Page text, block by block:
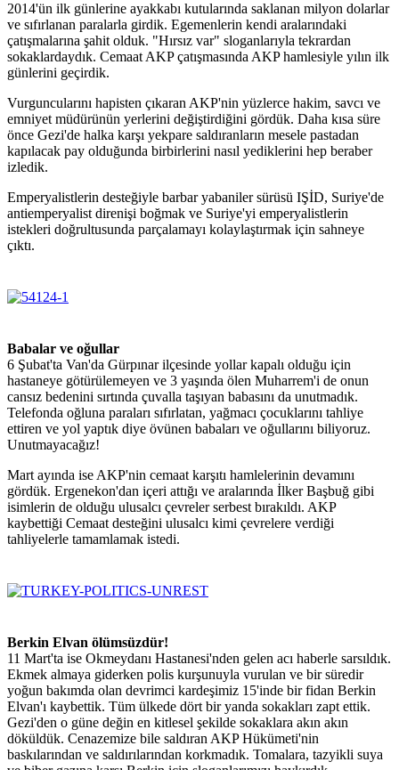
2014'ün ilk günlerine ayakkabı kutularında saklanan milyon dolarlar
ve sıfırlanan paralarla girdik. Egemenlerin kendi aralarındaki
çatışmalarına şahit olduk. "Hırsız var" sloganlarıyla tekrardan
sokaklardaydık. Cemaat AKP çatışmasında AKP hamlesiyle yılın ilk
günlerini geçirdik.
Vurguncularını hapisten çıkaran AKP'nin yüzlerce hakim, savcı ve
emniyet müdürünün yerlerini değiştirdiğini gördük. Daha kısa süre
önce Gezi'de halka karşı yekpare saldıranların mesele pastadan
kapılacak pay olduğunda birbirlerini nasıl yediklerini hep beraber
izledik.
Emperyalistlerin desteğiyle barbar yabaniler sürüsü IŞİD, Suriye'de
antiemperyalist direnişi boğmak ve Suriye'yi emperyalistlerin
istekleri doğrultusunda parçalamayı kolaylaştırmak için sahneye
çıktı.
Babalar ve oğullar
6 Şubat'ta Van'da Gürpınar ilçesinde yollar kapalı olduğu için
hastaneye götürülemeyen ve 3 yaşında ölen Muharrem'i de onun
cansız bedenini sırtında çuvalla taşıyan babasını da unutmadık.
Telefonda oğluna paraları sıfırlatan, yağmacı çocuklarını tahliye
ettiren ve yol yaptık diye övünen babaları ve oğullarını biliyoruz.
Unutmayacağız!
Mart ayında ise AKP'nin cemaat karşıtı hamlelerinin devamını
gördük. Ergenekon'dan içeri attığı ve aralarında İlker Başbuğ gibi
isimlerin de olduğu ulusalcı çevreler serbest bırakıldı. AKP
kaybettiği Cemaat desteğini ulusalcı kimi çevrelere verdiği
tahliyelerle tamamlamak istedi.
Berkin Elvan ölümsüzdür!
11 Mart'ta ise Okmeydanı Hastanesi'nden gelen acı haberle sarsıldık.
Ekmek almaya giderken polis kurşunuyla vurulan ve bir süredir
yoğun bakımda olan devrimci kardeşimiz 15'inde bir fidan Berkin
Elvan'ı kaybettik. Tüm ülkede dört bir yanda sokakları zapt ettik.
Gezi'den o güne değin en kitlesel şekilde sokaklara akın akın
döküldük. Cenazemize bile saldıran AKP Hükümeti'nin
baskılarından ve saldırılarından korkmadık. Tomalara, tazyikli suya